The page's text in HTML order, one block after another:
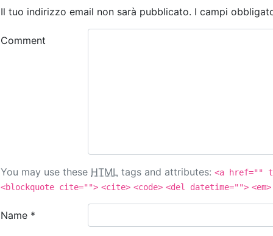
Il tuo indirizzo email non sarà pubblicato. I campi
Comment
You may use these HTML tags and attributes: <a href=""
<blockquote cite=""> <cite> <code> <del datetime=""> <em>
Name *